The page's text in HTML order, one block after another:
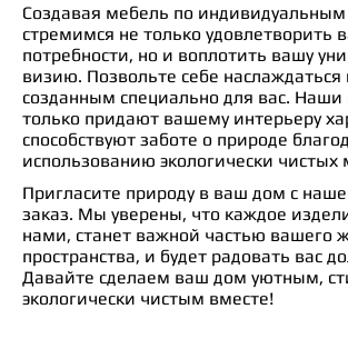
Создавая мебель по
стремимся не только удовлетворить
потребности, но и воплотить вашу
визию. Позвольте себе
созданным специально для вас. Наши
только придают вашему интерьеру
способствуют заботе о природе
использованию экологически чистых
Пригласите природу в ваш дом с
заказ. Мы уверены, что каждое
нами, станет важной частью вашего
пространства, и будет радовать вас
Давайте сделаем ваш дом уютным,
экологически чистым вместе!